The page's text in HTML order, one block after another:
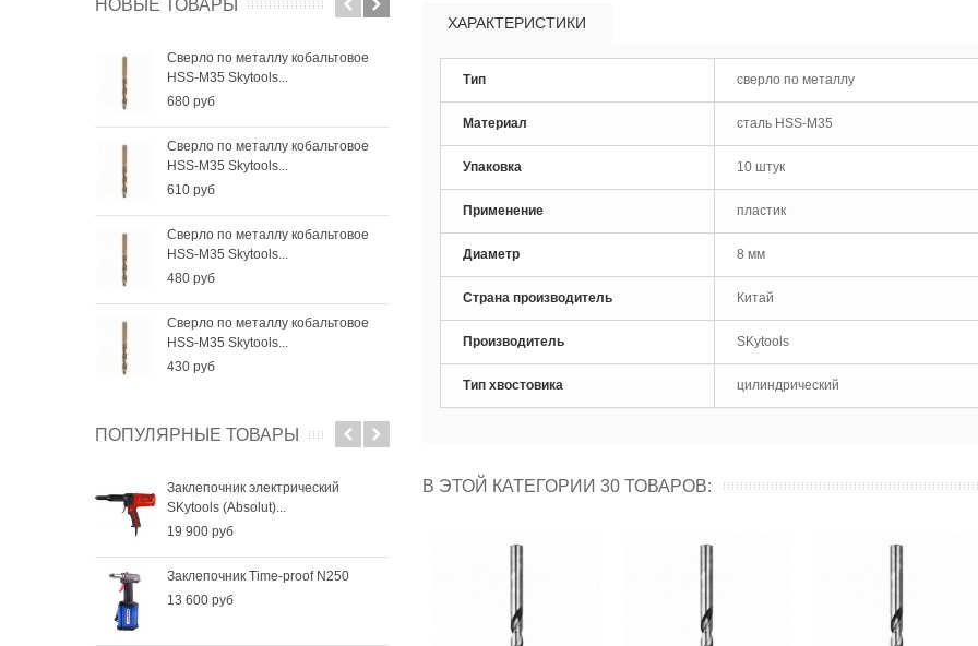
НОВЫЕ ТОВАРЫ
Сверло по металлу кобальтовое
HSS-M35 Skytools...
680 руб
Сверло по металлу кобальтовое
HSS-M35 Skytools...
610 руб
Сверло по металлу кобальтовое
HSS-M35 Skytools...
480 руб
Сверло по металлу кобальтовое
HSS-M35 Skytools...
430 руб
Сверло по металлу кобальтовое
HSS-M35 Skytools...
410 руб
Сверло по металлу кобальтовое
HSS-M35 Skytools...
285 руб
Сверло по металлу кобальтовое
HSS-M35 Skytools...
256 руб
Сверло по металлу кобальтовое
HSS-M35 Skytools...
184 руб
ПОПУЛЯРНЫЕ ТОВАРЫ
Заклепочник электрический
SKytools (Absolut)...
19 900 руб
Заклепочник Time-proof N250
13 600 руб
ХАРАКТЕРИСТИКИ
Тип сверло по металлу
Материал сталь HSS-M35
Упаковка 10 штук
Применение пластик
Диаметр 8 мм
Страна производитель Китай
Производитель SKytools
Тип хвостовика цилиндрический
В ЭТОЙ КАТЕГОРИИ 30 ТОВАРОВ: